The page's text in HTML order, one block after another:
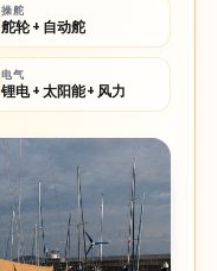
操舵
舵轮 + 自动舵
电气
锂电 + 太阳能 + 风力